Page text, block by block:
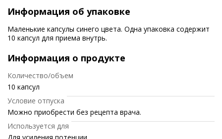
Информация об упаковке
Маленькие капсулы синего цвета. Одна упаковка содержит
10 капсул для приема внутрь.
Информация о продукте
Количество/объем
10 капсул
Условие отпуска
Можно приобрести без рецепта врача.
Используется для